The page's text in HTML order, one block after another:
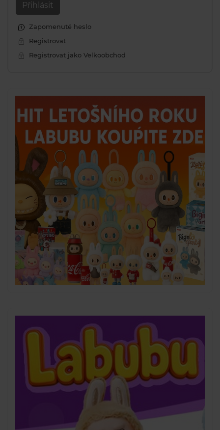
Přihlásit
Zapomenuté heslo
Registrovat
Registrovat jako Velkoobchod